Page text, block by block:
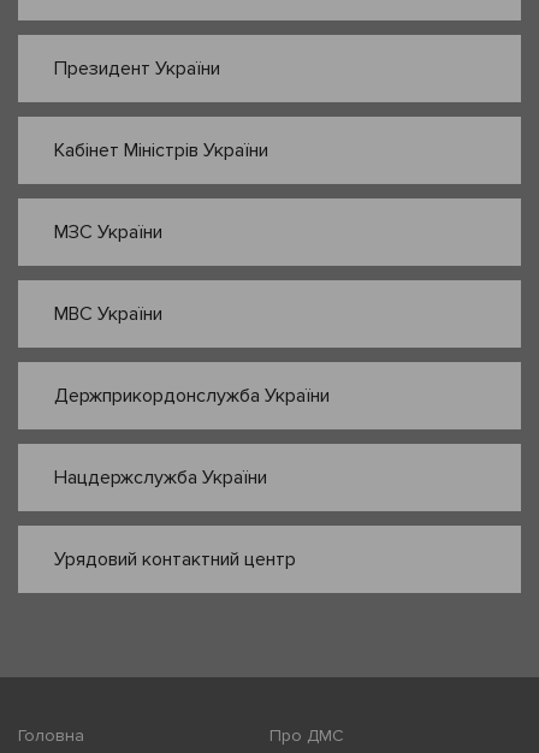
Президент України
Кабінет Міністрів України
МЗС України
МВС України
Держприкордонслужба України
Нацдержслужба України
Урядовий контактний центр
Головна Про ДМС